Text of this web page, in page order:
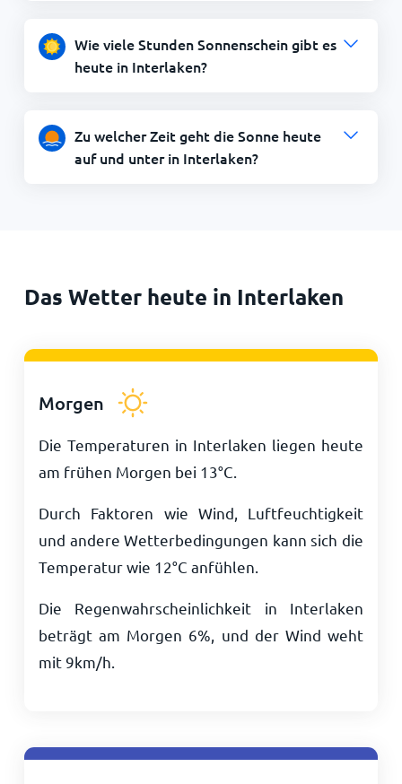
Wie viele Stunden Sonnenschein gibt es
heute in Interlaken?
Zu welcher Zeit geht die Sonne heute
auf und unter in Interlaken?
Das Wetter heute in Interlaken
Morgen
Die Temperaturen in Interlaken liegen heute
am frühen Morgen bei 13°C
Durch Faktoren wie Wind, Luftfeuchtigkeit
und andere Wetterbedingungen kann sich die
Temperatur wie 12°C anfühlen.
Die Regenwahrscheinlichkeit in Interlaken
beträgt am Morgen 6%, und der Wind weht
mit 9km/h